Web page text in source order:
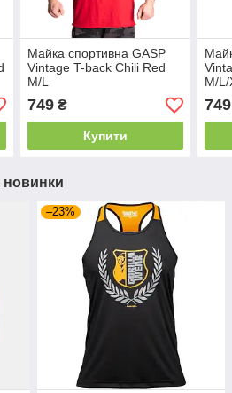
Майка спортивна GASP
Vintage T-back Chili Red
M/L
749₴
Купити
M/L/
749
новинки
–23%